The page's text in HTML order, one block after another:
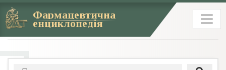
Фармацевтична
енциклопедія